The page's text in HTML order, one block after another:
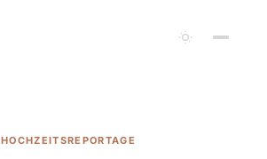
HOCHZEITSREPORTAGE